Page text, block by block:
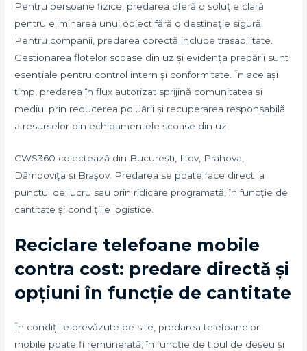
Pentru persoane fizice, predarea oferă o soluție clară
pentru eliminarea unui obiect fără o destinație sigură.
Pentru companii, predarea corectă include trasabilitate.
Gestionarea flotelor scoase din uz și evidența predării sunt
esențiale pentru control intern și conformitate. În același
timp, predarea în flux autorizat sprijină comunitatea și
mediul prin reducerea poluării și recuperarea responsabilă
a resurselor din echipamentele scoase din uz.
CWS360 colectează din București, Ilfov, Prahova,
Dâmbovița și Brașov. Predarea se poate face direct la
punctul de lucru sau prin ridicare programată, în funcție de
cantitate și condițiile logistice.
Reciclare telefoane mobile
contra cost: predare directă și
opțiuni în funcție de cantitate
În condițiile prevăzute pe site, predarea telefoanelor
mobile poate fi remunerată, în funcție de tipul de deșeu și